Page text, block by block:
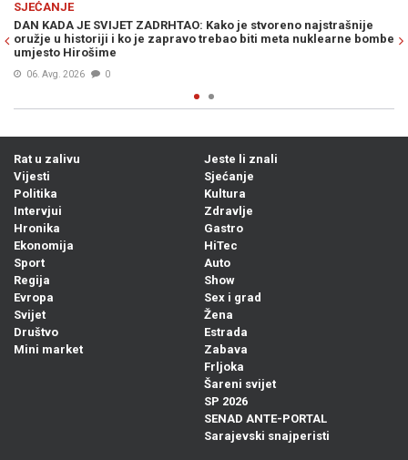
SJEĆANJE
DAN KADA JE SVIJET ZADRHTAO: Kako je stvoreno najstrašnije
oružje u historiji i ko je zapravo trebao biti meta nuklearne bombe
umjesto Hirošime
06. Avg. 2026 0
Rat u zalivu
Vijesti
Politika
Intervjui
Hronika
Ekonomija
Sport
Regija
Evropa
Svijet
Društvo
Mini market
Jeste li znali
Sjećanje
Kultura
Zdravlje
Gastro
HiTec
Auto
Show
Sex i grad
Žena
Estrada
Zabava
Frljoka
Šareni svijet
SP 2026
SENAD ANTE-PORTAL
Sarajevski snajperisti